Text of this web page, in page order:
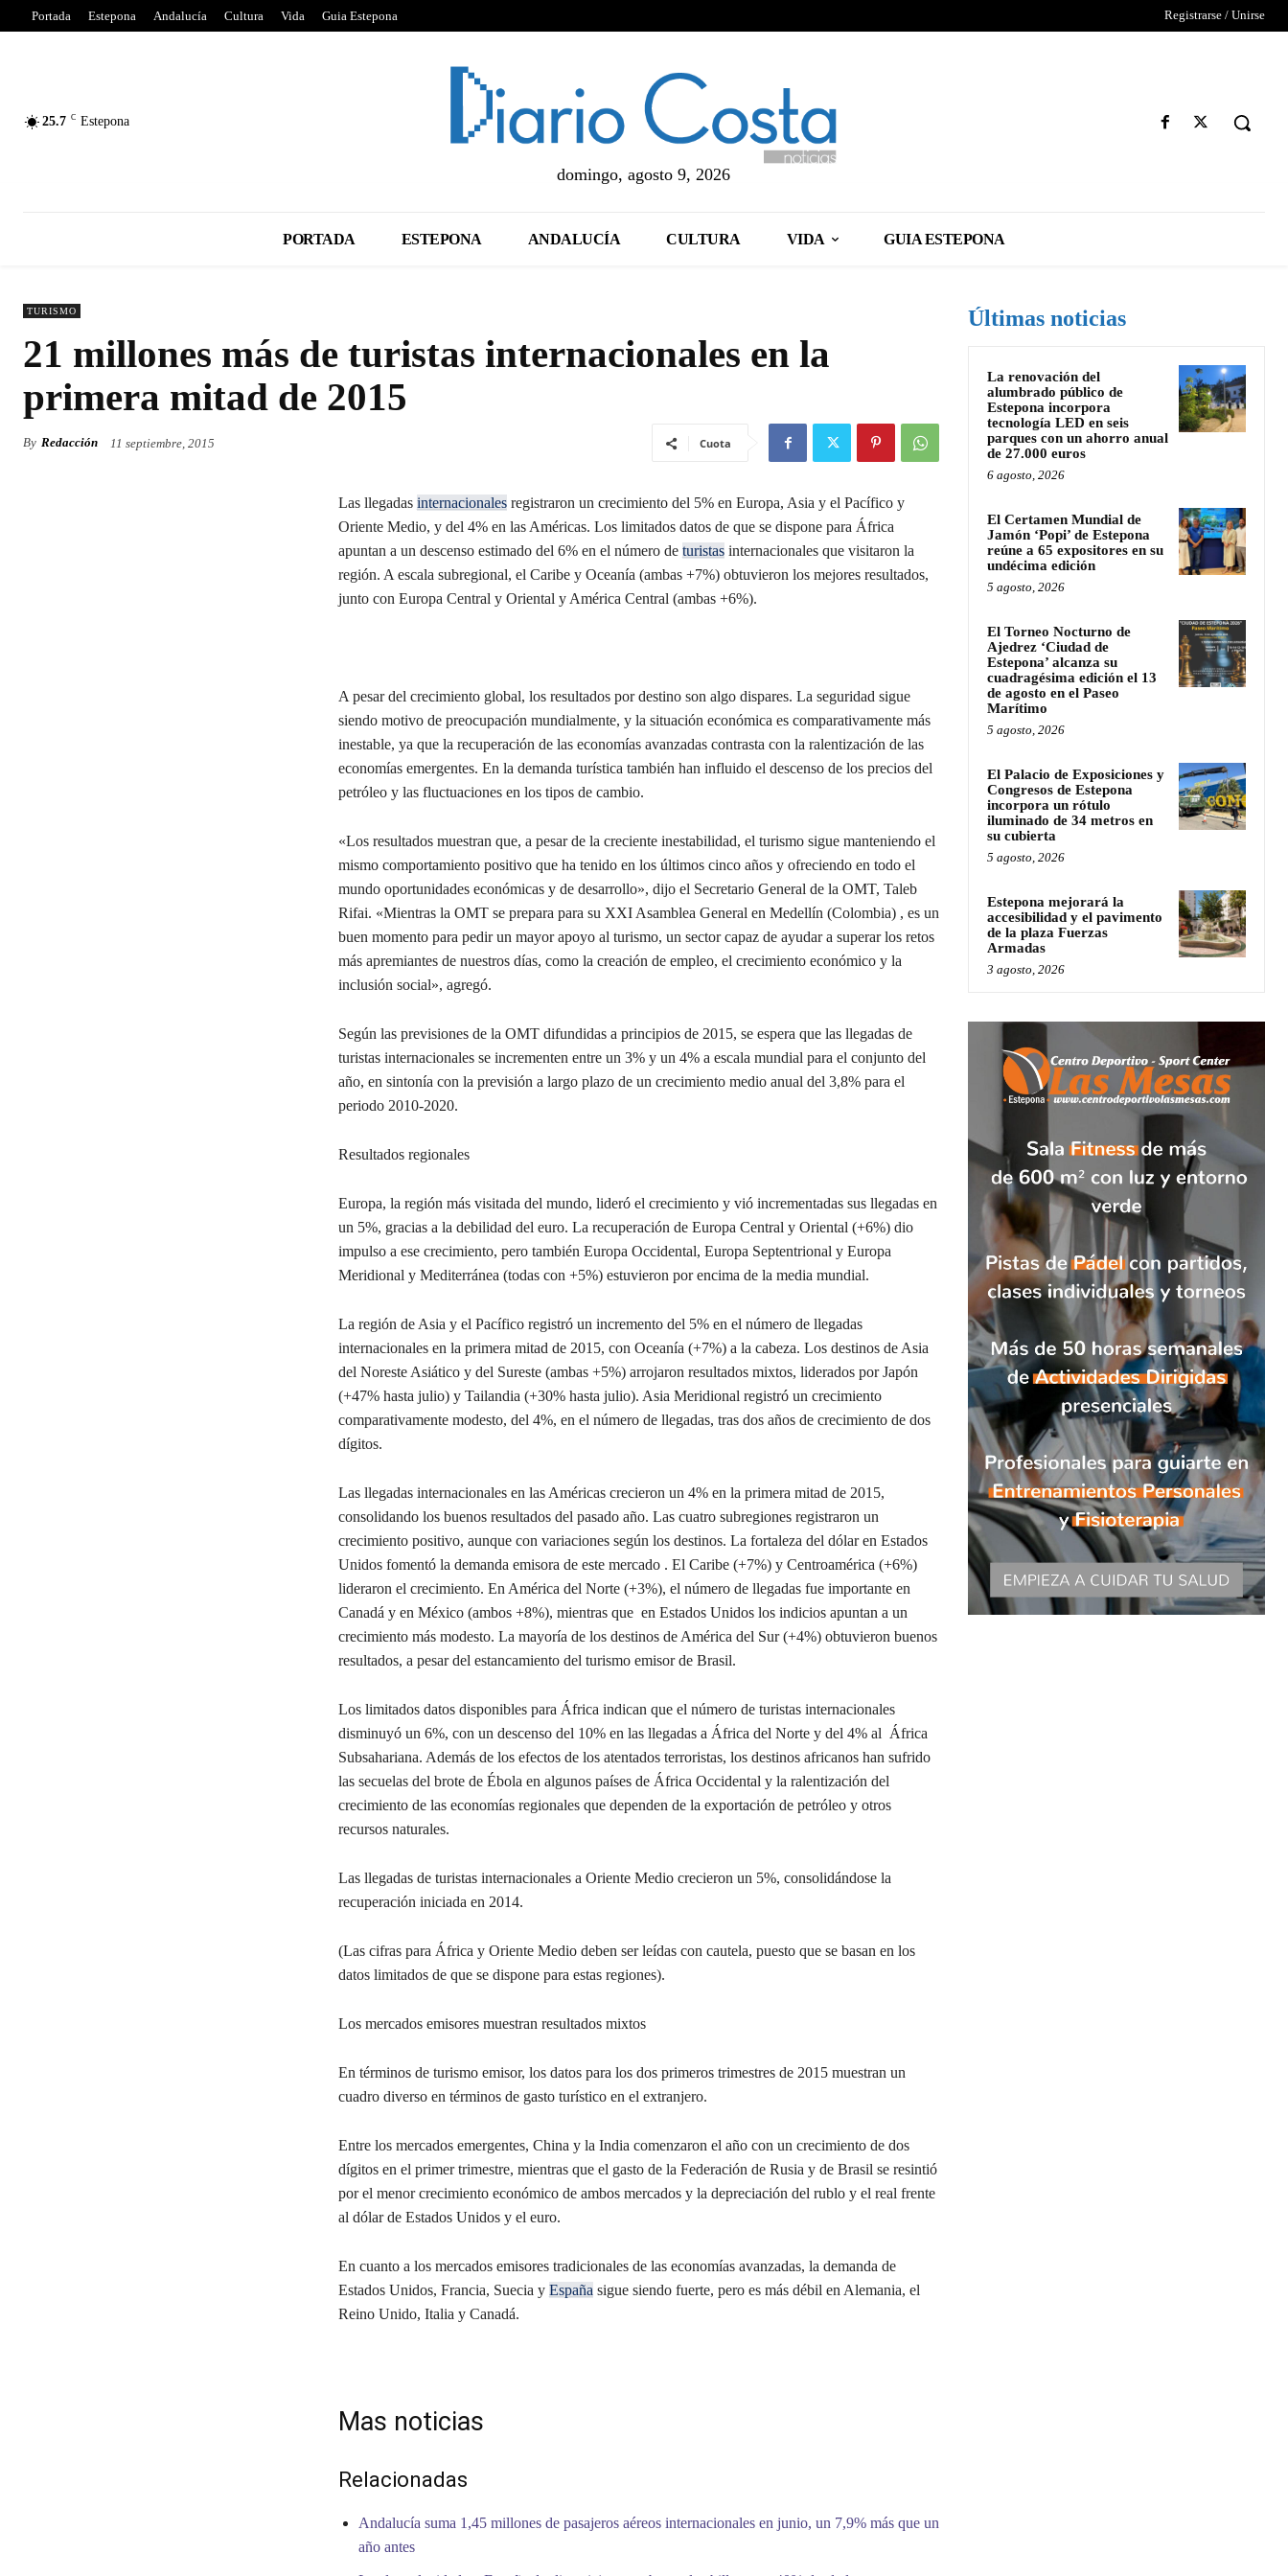
Portada Estepona Andalucía Cultura Vida Guia Estepona Registrarse / Unirse
25.7 C Estepona
domingo, agosto 9, 2026
PORTADA ESTEPONA ANDALUCÍA CULTURA VIDA GUIA ESTEPONA
TURISMO
21 millones más de turistas internacionales en la
primera mitad de 2015
By Redacción 11 septiembre, 2015 Cuota
Las llegadas internacionalesregistraron un crecimiento del 5% en Europa, Asia y el Pacífico y
Oriente Medio, y del 4% en las Américas. Los limitados datos de que se dispone para África
apuntan a un descenso estimado del 6% en el número de turistasinternacionales que visitaron la
región. A escala subregional, el Caribe y Oceanía (ambas +7%) obtuvieron los mejores resultados,
junto con Europa Central y Oriental y América Central (ambas +6%).
A pesar del crecimiento global, los resultados por destino son algo dispares. La seguridad sigue
siendo motivo de preocupación mundialmente, y la situación económica es comparativamente más
inestable, ya que la recuperación de las economías avanzadas contrasta con la ralentización de las
economías emergentes. En la demanda turística también han influido el descenso de los precios del
petróleo y las fluctuaciones en los tipos de cambio.
«Los resultados muestran que, a pesar de la creciente inestabilidad, el turismo sigue manteniendo el
mismo comportamiento positivo que ha tenido en los últimos cinco años y ofreciendo en todo el
mundo oportunidades económicas y de desarrollo», dijo el Secretario General de la OMT, Taleb
Rifai. «Mientras la OMT se prepara para su XXI Asamblea General en Medellín (Colombia) , es un
buen momento para pedir un mayor apoyo al turismo, un sector capaz de ayudar a superar los retos
más apremiantes de nuestros días, como la creación de empleo, el crecimiento económico y la
inclusión social», agregó.
Según las previsiones de la OMT difundidas a principios de 2015, se espera que las llegadas de
turistas internacionales se incrementen entre un 3% y un 4% a escala mundial para el conjunto del
año, en sintonía con la previsión a largo plazo de un crecimiento medio anual del 3,8% para el
periodo 2010-2020.
Resultados regionales
Europa, la región más visitada del mundo, lideró el crecimiento y vió incrementadas sus llegadas en
un 5%, gracias a la debilidad del euro. La recuperación de Europa Central y Oriental (+6%) dio
impulso a ese crecimiento, pero también Europa Occidental, Europa Septentrional y Europa
Meridional y Mediterránea (todas con +5%) estuvieron por encima de la media mundial.
La región de Asia y el Pacífico registró un incremento del 5% en el número de llegadas
internacionales en la primera mitad de 2015, con Oceanía (+7%) a la cabeza. Los destinos de Asia
del Noreste Asiático y del Sureste (ambas +5%) arrojaron resultados mixtos, liderados por Japón
(+47% hasta julio) y Tailandia (+30% hasta julio). Asia Meridional registró un crecimiento
comparativamente modesto, del 4%, en el número de llegadas, tras dos años de crecimiento de dos
dígitos.
Las llegadas internacionales en las Américas crecieron un 4% en la primera mitad de 2015,
consolidando los buenos resultados del pasado año. Las cuatro subregiones registraron un
crecimiento positivo, aunque con variaciones según los destinos. La fortaleza del dólar en Estados
Unidos fomentó la demanda emisora de este mercado . El Caribe (+7%) y Centroamérica (+6%)
lideraron el crecimiento. En América del Norte (+3%), el número de llegadas fue importante en
Canadá y en México (ambos +8%), mientras que en Estados Unidos los indicios apuntan a un
crecimiento más modesto. La mayoría de los destinos de América del Sur (+4%) obtuvieron buenos
resultados, a pesar del estancamiento del turismo emisor de Brasil.
Los limitados datos disponibles para África indican que el número de turistas internacionales
disminuyó un 6%, con un descenso del 10% en las llegadas a África del Norte y del 4% al África
Subsahariana. Además de los efectos de los atentados terroristas, los destinos africanos han sufrido
las secuelas del brote de Ébola en algunos países de África Occidental y la ralentización del
crecimiento de las economías regionales que dependen de la exportación de petróleo y otros
recursos naturales.
Las llegadas de turistas internacionales a Oriente Medio crecieron un 5%, consolidándose la
recuperación iniciada en 2014.
(Las cifras para África y Oriente Medio deben ser leídas con cautela, puesto que se basan en los
datos limitados de que se dispone para estas regiones).
Los mercados emisores muestran resultados mixtos
En términos de turismo emisor, los datos para los dos primeros trimestres de 2015 muestran un
cuadro diverso en términos de gasto turístico en el extranjero.
Entre los mercados emergentes, China y la India comenzaron el año con un crecimiento de dos
dígitos en el primer trimestre, mientras que el gasto de la Federación de Rusia y de Brasil se resintió
por el menor crecimiento económico de ambos mercados y la depreciación del rublo y el real frente
al dólar de Estados Unidos y el euro.
En cuanto a los mercados emisores tradicionales de las economías avanzadas, la demanda de
Estados Unidos, Francia, Suecia y España sigue siendo fuerte, pero es más débil en Alemania, el
Reino Unido, Italia y Canadá.
Mas noticias
Relacionadas
Andalucía suma 1,45 millones de pasajeros aéreos internacionales en junio, un 7,9% más que un
año antes
Últimas noticias
La renovación del
alumbrado público de
Estepona incorpora
tecnología LED en seis
parques con un ahorro anual
de 27.000 euros
6 agosto, 2026
El Certamen Mundial de
Jamón ‘Popi’ de Estepona
reúne a 65 expositores en su
undécima edición
5 agosto, 2026
El Torneo Nocturno de
Ajedrez ‘Ciudad de
Estepona’ alcanza su
cuadragésima edición el 13
de agosto en el Paseo
Marítimo
5 agosto, 2026
El Palacio de Exposiciones y
Congresos de Estepona
incorpora un rótulo
iluminado de 34 metros en
su cubierta
5 agosto, 2026
Estepona mejorará la
accesibilidad y el pavimento
de la plaza Fuerzas
Armadas
3 agosto, 2026